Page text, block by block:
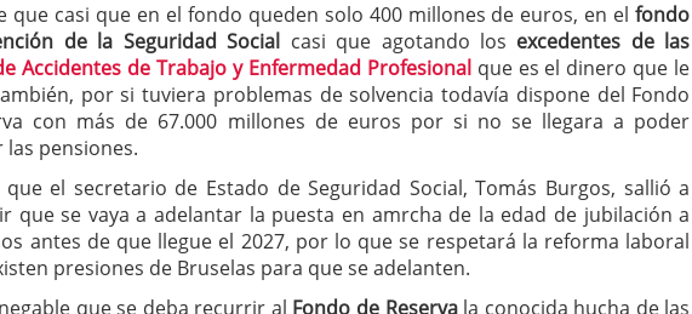
que casi que en el fondo queden solo 400 millones de euros, en elfondo
de la Seguridad Social casi que agotando los excedentes de las
Accidentes de Trabajo y Enfermedad Profesionalque es el dinero que le
por si tuviera problemas de solvencia todavía dispone del Fondo
con más de 67.000 millones de euros por si no se llegara a poder
pensiones.
el secretario de Estado de Seguridad Social, Tomás Burgos, sallió a
que se vaya a adelantar la puesta en amrcha de la edad de jubilación a
antes de que llegue el 2027, por lo que se respetará la reforma laboral
presiones de Bruselas para que se adelanten.
que se deba recurrir al Fondo de Reservala conocida hucha de las